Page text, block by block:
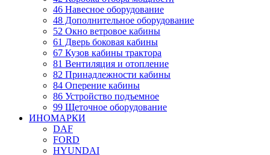
46 Навесное оборудование
48 Дополнительное оборудование
52 Окно ветровое кабины
61 Дверь боковая кабины
67 Кузов кабины трактора
81 Вентиляция и отопление
82 Принадлежности кабины
84 Оперение кабины
86 Устройство подъемное
99 Щеточное оборудование
ИНОМАРКИ
DAF
FORD
HYUNDAI